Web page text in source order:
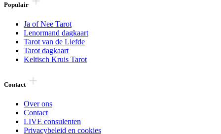
Populair
Ja of Nee Tarot
Lenormand dagkaart
Tarot van de Liefde
Tarot dagkaart
Keltisch Kruis Tarot
Contact
Over ons
Contact
LIVE consulenten
Privacybeleid en cookies